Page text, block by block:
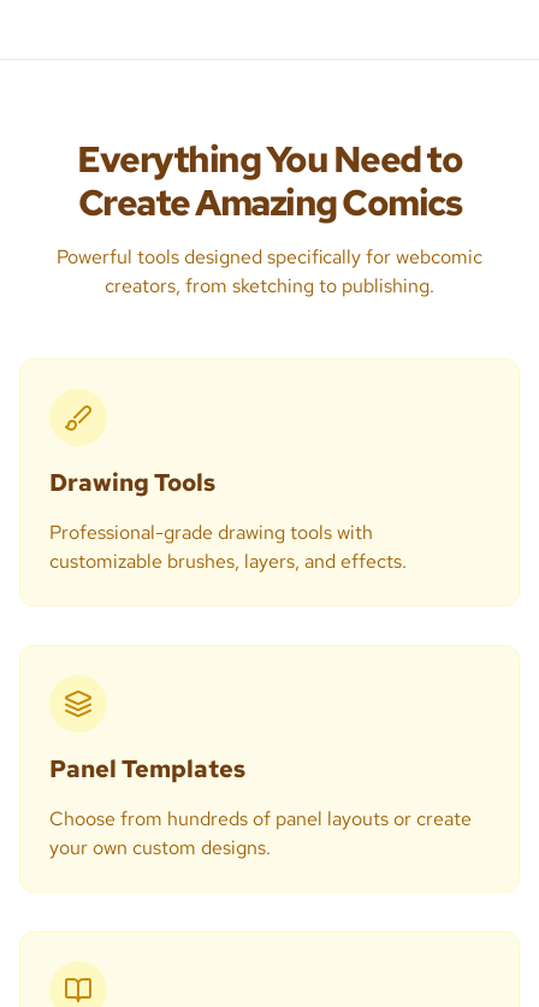
Everything You Need to
Create Amazing Comics
Powerful tools designed specifically for webcomic
creators, from sketching to publishing.
Drawing Tools
Professional-grade drawing tools with
customizable brushes, layers, and effects.
Panel Templates
Choose from hundreds of panel layouts or create
your own custom designs.